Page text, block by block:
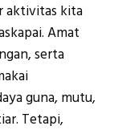
aktivitas kita
Amat
serta
guna, mutu,
Tetapi,